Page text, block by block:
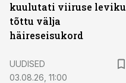
kuulutati viiruse leviku
tõttu välja
häireseisukord
UUDISED
03.08.26, 11:00